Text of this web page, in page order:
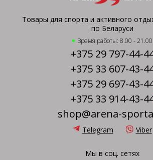
Товары для спорта и активного
по Беларуси
Время работы: 8.00 - 21.00
+375 29 797-44-
+375 33 607-43-
+375 29 697-43-
+375 33 914-43-
shop@arena-
Telegram Viber
Мы в соц. сетях